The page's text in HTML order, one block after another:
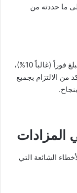
ما حددته من
إذا فزت بالمزاد، ستحتاج إلى دفع جزء من المبلغ فوراً (غالباً 10%)،
من الالتزام بجميع
المزادات
الشائعة التي